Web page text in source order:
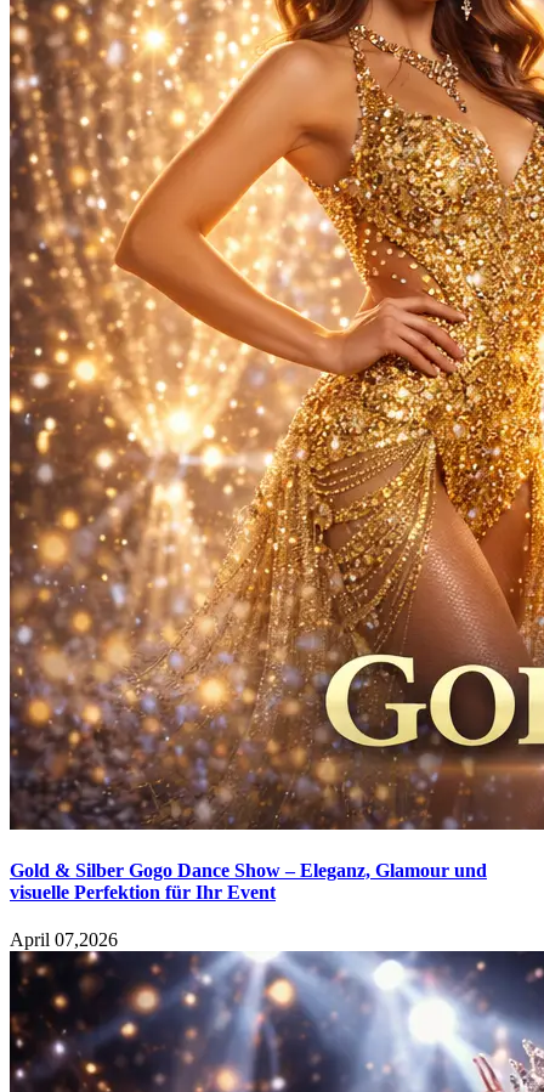
Gold & Silber Gogo Dance Show – Eleganz, Glamour und
visuelle Perfektion für Ihr Event
April 07,2026